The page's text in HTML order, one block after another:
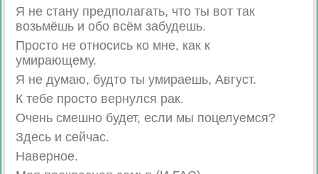
Я не стану предполагать, что ты вот так
возьмёшь и обо всём забудешь.
Просто не относись ко мне, как к
умирающему.
Я не думаю, будто ты умираешь, Август.
К тебе просто вернулся рак.
Очень смешно будет, если мы поцелуемся?
Здесь и сейчас.
Наверное.